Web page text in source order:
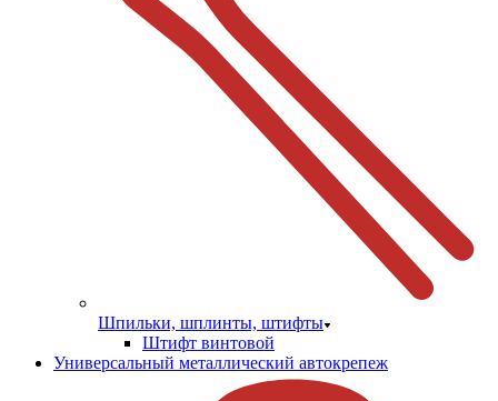
Шпильки, шплинты, штифты
Штифт винтовой
Универсальный металлический автокрепеж